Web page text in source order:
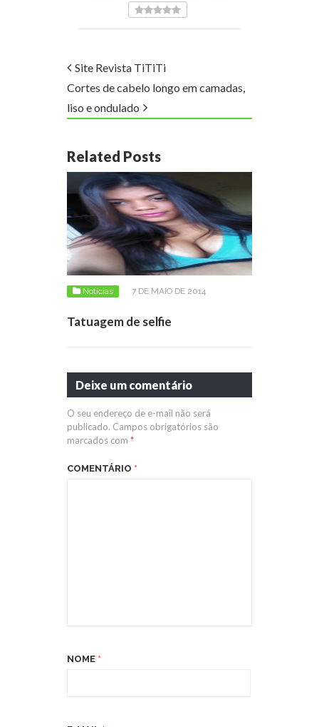
Site Revista TiTiTi
Cortes de cabelo longo em camadas,
liso e ondulado
Related Posts
Notícias 7 DE MAIO DE 2014
Tatuagem de selfie
Deixe um comentário
O seu endereço de e-mail não será
publicado. Campos obrigatórios são
marcados com *
COMENTÁRIO *
NOME *